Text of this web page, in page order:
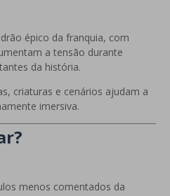
épico da franquia, com
a tensão durante
da história.
criaturas e cenários ajudam a
imersiva.
menos comentados da